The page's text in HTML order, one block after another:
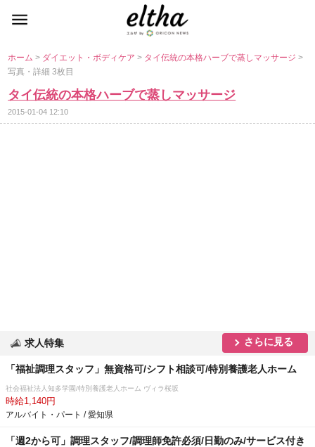
ホーム> ダイエット・ボディケア> タイ伝統の本格ハーブで蒸しマッサージ>
写真・詳細 3枚目
タイ伝統の本格ハーブで蒸しマッサージ
2015-01-04 12:10
求人特集 さらに見る
「福祉調理スタッフ」無資格可/シフト相談可/特別養護老人ホーム
社会福祉法人知多学園/特別養護老人ホーム ヴィラ桜坂
時給1,140円
アルバイト・パート / 愛知県
「週2から可」調理スタッフ/調理師免許必須/日勤のみ/サービス付き